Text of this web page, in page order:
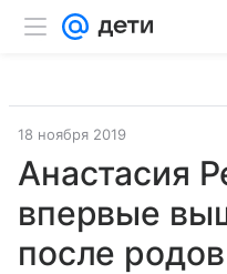
18 ноября 2019
Анастасия
впервые
после родов